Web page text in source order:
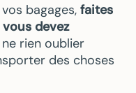
bagages, faites
devez
rien oublier
des choses